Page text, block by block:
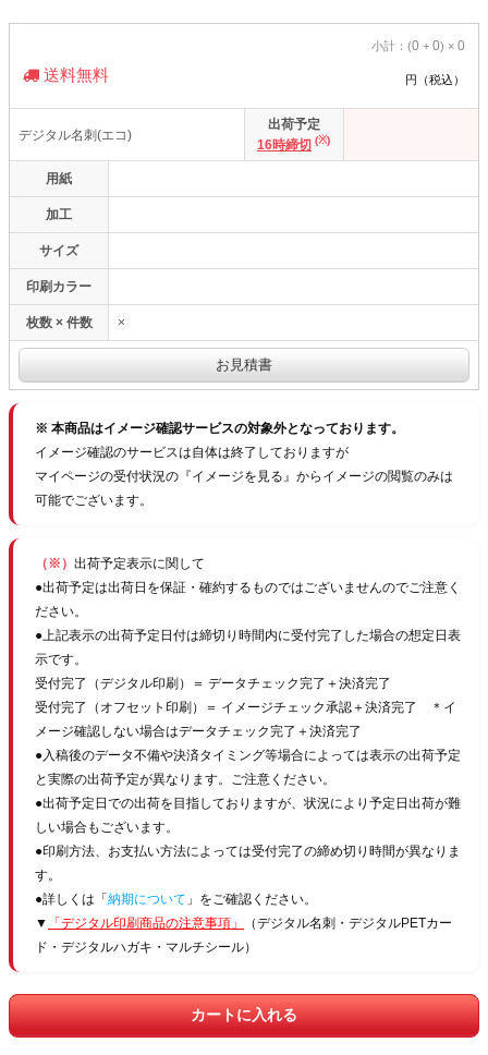
デジタル名刺(エコ)
用紙
加工
サイズ
印刷カラー
枚数 × 件数
出荷予定
16時締切 (※)
×
小計：(0 + 0) × 0
送料無料 円（税込）
※ 本商品はイメージ確認サービスの対象外となっております。
イメージ確認のサービスは自体は終了しておりますが
マイページの受付状況の『イメージを見る』からイメージの閲覧のみは
可能でございます。
（※） 出荷予定表示に関して
●出荷予定は出荷日を保証・確約するものではございませんのでご注意く
ださい。
●上記表示の出荷予定日付は締切り時間内に受付完了した場合の想定日表
示です。
受付完了（デジタル印刷）＝ データチェック完了＋決済完了
受付完了（オフセット印刷）＝ イメージチェック承認＋決済完了 ＊イ
メージ確認しない場合はデータチェック完了＋決済完了
●入稿後のデータ不備や決済タイミング等場合によっては表示の出荷予定
と実際の出荷予定が異なります。ご注意ください。
●出荷予定日での出荷を目指しておりますが、状況により予定日出荷が難
しい場合もございます。
●印刷方法、お支払い方法によっては受付完了の締め切り時間が異なりま
す。
●詳しくは「 納期について 」をご確認ください。
▼
「デジタル印刷商品の注意事項」
（デジタル名刺・デジタルPETカー
ド・デジタルハガキ・マルチシール）